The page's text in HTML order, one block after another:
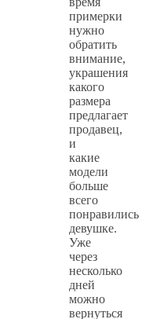
примерки
нужно
обратить
внимание,
украшения
какого
размера
предлагает
продавец,
и
какие
модели
больше
всего
понравились
девушке.
Уже
через
несколько
дней
можно
вернуться